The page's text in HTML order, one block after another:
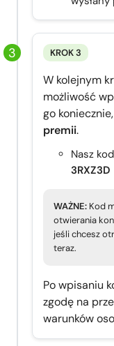
KROK 3
W kolejnym
możliwość
go
premii.
Nasz
3RXZ3D
WAŻNE: Kod
otwierania
jeśli chcesz
teraz.
Po wpisaniu
zgodę na
warunków